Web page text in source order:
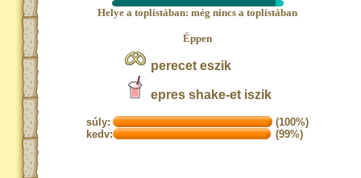
Helye a toplistában: még nincs a toplistában
Éppen
perecet eszik
epres shake-et iszik
súly:
(100%)
kedv:
(99%)